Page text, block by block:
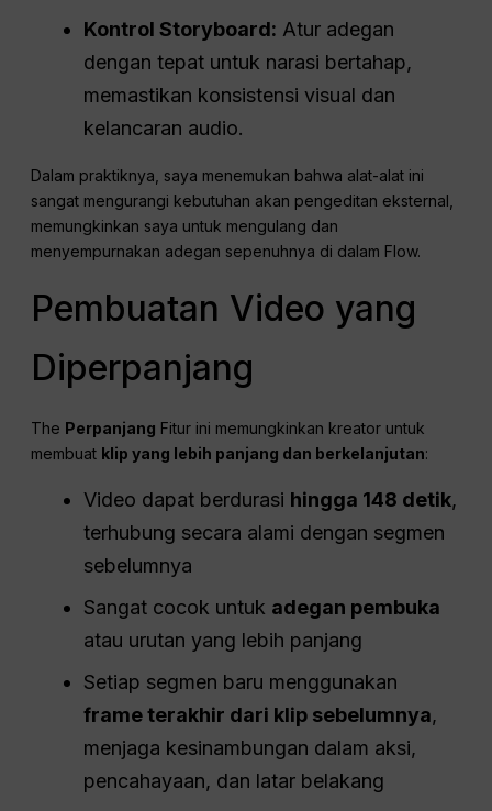
Kontrol Storyboard: Atur adegan
dengan tepat untuk narasi bertahap,
memastikan konsistensi visual dan
kelancaran audio.
Dalam praktiknya, saya menemukan bahwa alat-alat ini
sangat mengurangi kebutuhan akan pengeditan eksternal,
memungkinkan saya untuk mengulang dan
menyempurnakan adegan sepenuhnya di dalam Flow.
Pembuatan Video yang
Diperpanjang
The Perpanjang Fitur ini memungkinkan kreator untuk
membuat klip yang lebih panjang dan berkelanjutan:
Video dapat berdurasi hingga 148 detik,
terhubung secara alami dengan segmen
sebelumnya
Sangat cocok untuk adegan pembuka
atau urutan yang lebih panjang
Setiap segmen baru menggunakan
frame terakhir dari klip sebelumnya,
menjaga kesinambungan dalam aksi,
pencahayaan, dan latar belakang